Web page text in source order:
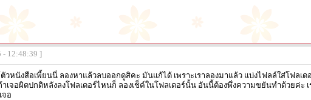
- 12:48:39 ]
ตัวหนังสือเพี้ยนนี่ ลองหาแล้วลบออกดูสิคะ มันแก้ได้ เพราะเราลองมาแล้ว แบ่งไฟลล์ใส่โฟลเ
าเจอผิดปกติหลังลงโฟลเดอร์ไหนก็ ลองเช็ค์ในโฟลเดอร์นั้น อันนี้ต้องพึ่งความขยันทำด้วยค่ะ
จอ